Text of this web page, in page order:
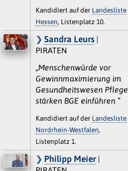
Kandidiert auf der Landesliste
Hessen, Listenplatz 10.
Sandra Leurs|
PIRATEN
„Menschenwürde vor
Gewinnmaximierung im
Gesundheitswesen Pflege
stärken BGE einführen “
Kandidiert auf der Landesliste
Nordrhein-Westfalen,
Listenplatz 1.
Philipp Meier|